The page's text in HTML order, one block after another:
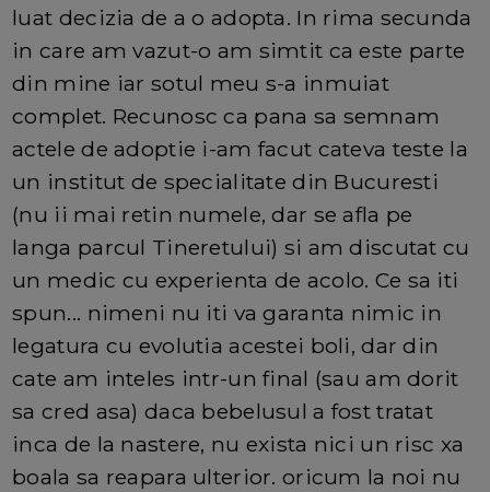
luat decizia de a o adopta. In rima secunda
in care am vazut-o am simtit ca este parte
din mine iar sotul meu s-a inmuiat
complet. Recunosc ca pana sa semnam
actele de adoptie i-am facut cateva teste la
un institut de specialitate din Bucuresti
(nu ii mai retin numele, dar se afla pe
langa parcul Tineretului) si am discutat cu
un medic cu experienta de acolo. Ce sa iti
spun... nimeni nu iti va garanta nimic in
legatura cu evolutia acestei boli, dar din
cate am inteles intr-un final (sau am dorit
sa cred asa) daca bebelusul a fost tratat
inca de la nastere, nu exista nici un risc xa
boala sa reapara ulterior. oricum la noi nu